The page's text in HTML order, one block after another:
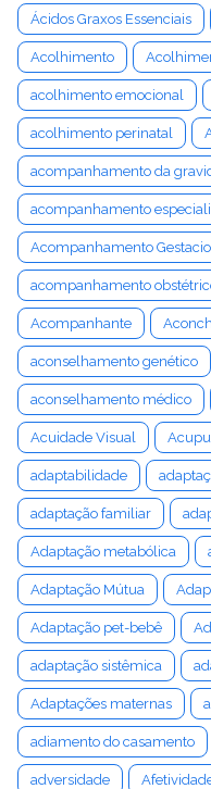
Ácidos Graxos Essenciais
Acolhimento
acolhimento emocional
acolhimento perinatal
acompanhamento da
acompanhamento
Acompanhamento
acompanhamento
Acompanhante
aconselhamento genético
aconselhamento médico
Acuidade Visual
adaptabilidade
adaptação familiar
Adaptação metabólica
Adaptação Mútua
Adaptação pet-bebê
adaptação sistêmica
Adaptações maternas
adiamento do casamento
adversidade